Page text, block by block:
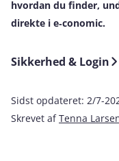
hvordan du finder,
direkte i e‑conomic.
Sikkerhed & Login
Sidst opdateret: 2/7-
Skrevet afTenna